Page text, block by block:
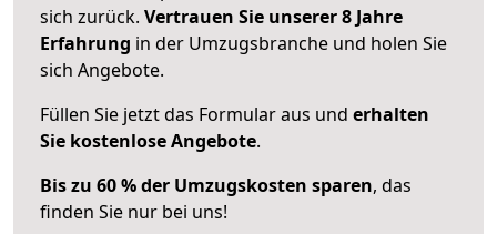
sich zurück. Vertrauen Sie unserer 8 Jahre
Erfahrung in der Umzugsbranche und holen Sie
sich Angebote.
Füllen Sie jetzt das Formular aus und erhalten
Sie kostenlose Angebote.
Bis zu 60 % der Umzugskosten sparen, das
finden Sie nur bei uns!